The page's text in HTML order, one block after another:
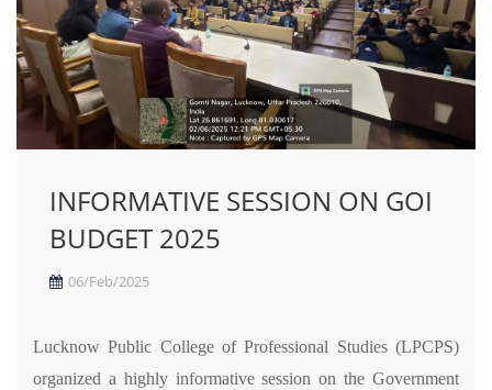
INFORMATIVE SESSION ON GOI
BUDGET 2025
06/Feb/2025
Lucknow Public College of Professional Studies (LPCPS)
organized a highly informative session on the Government